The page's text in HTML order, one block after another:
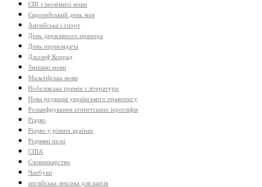
ЄВІ з іноземної мови
Європейський день мов
Англійська і спорт
День державного прапора
День перекладача
Джозеф Конрад
Змішані мови
Мальтійська мова
Нобелівська премія з літератури
Нова редакція українського правопису
Розшифрування єгипетських ієрогліфів
Різдво
Різдво у різних країнах
Різдвяні пісні
США
Словникарство
Чапбуки
англійська лексика для шахів